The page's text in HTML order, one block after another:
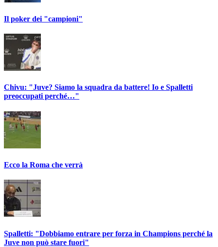
Il poker dei "campioni"
Chivu: "Juve? Siamo la squadra da battere! Io e Spalletti
preoccupati perché…"
Ecco la Roma che verrà
Spalletti: "Dobbiamo entrare per forza in Champions perché la
Juve non può stare fuori"